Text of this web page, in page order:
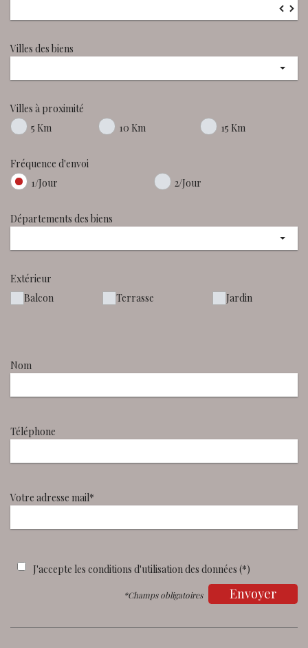
▼
Villes des biens
Villes à proximité
5 Km
10 Km 15 Km
Fréquence d'envoi
1/Jour
2/Jour
Départements des biens
Extérieur
Balcon
Terrasse Jardin
Nom
Téléphone
Votre adresse mail*
J'accepte les conditions d'utilisation des données (*)
Envoyer
*Champs obligatoires